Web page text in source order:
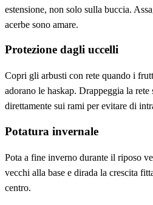
estensione, non solo sulla buccia.
acerbe sono amare.
Protezione dagli uccelli
Copri gli arbusti con rete quando i
adorano le haskap. Drappeggia la
direttamente sui rami per evitare di
Potatura invernale
Pota a fine inverno durante il riposo
vecchi alla base e dirada la crescita
centro.